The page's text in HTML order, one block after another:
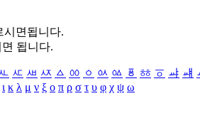
시면됩니다.
됩니다.
ㅼ ㅽ ㅾ ㅿ ㆀ ㆁ ㆂ ㆃ ㆄ ㆅ ㆆ ㆇ ㆈ
ι κ λ μ ν ξ ο π ρ σ τ υ φ χ ψ ω